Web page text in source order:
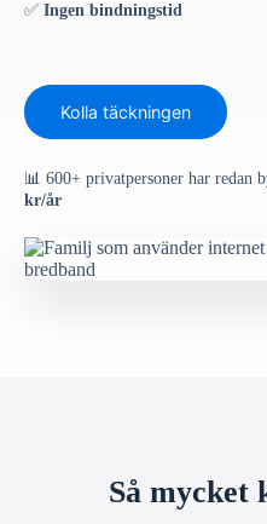
✅ Ingen bindningstid
Kolla täckningen
📊 600+ privatpersoner har redan
kr/år
Så mycket